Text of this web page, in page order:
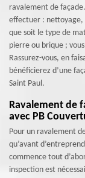
ravalement de
effectuer :
que soit le type de
pierre ou brique ;
Rassurez-vous, en
bénéficierez d’une
Saint Paul.
Ravalement de
avec PB
Pour un ravalement
qu’avant
commence tout
inspection est